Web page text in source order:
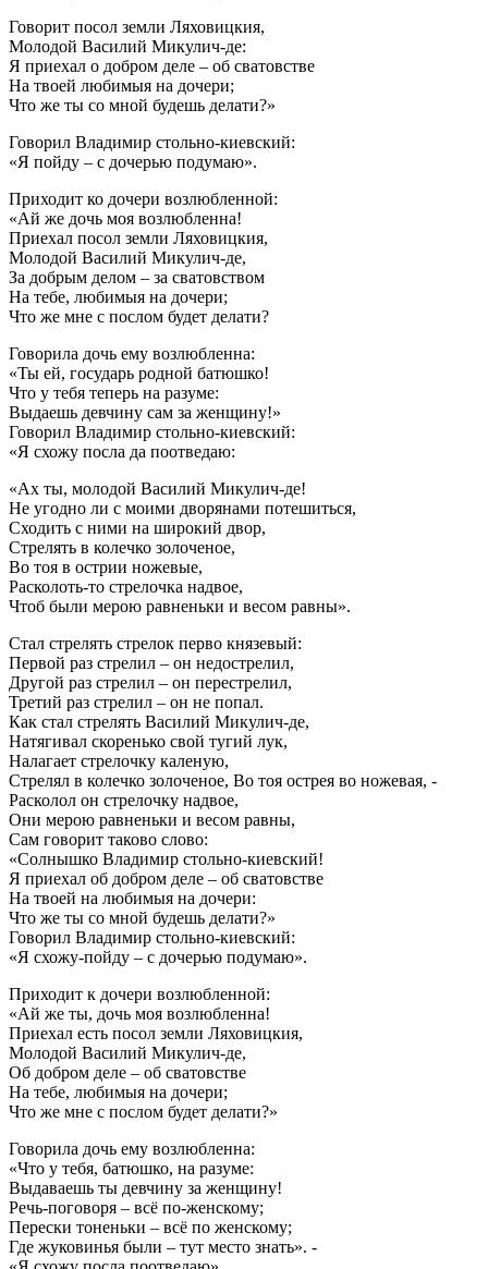
Говорит посол земли Ляховицкия,
Молодой Василий Микулич-де:
Я приехал о добром деле – об сватовстве
На твоей любимыя на дочери;
Что же ты со мной будешь делати?»
Говорил Владимир стольно-киевский:
«Я пойду – с дочерью подумаю».
Приходит ко дочери возлюбленной:
«Ай же дочь моя возлюбленна!
Приехал посол земли Ляховицкия,
Молодой Василий Микулич-де,
За добрым делом – за сватовством
На тебе, любимыя на дочери;
Что же мне с послом будет делати?
Говорила дочь ему возлюбленна:
«Ты ей, государь родной батюшко!
Что у тебя теперь на разуме:
Выдаешь девчину сам за женщину!»
Говорил Владимир стольно-киевский:
«Я схожу посла да поотведаю:
«Ах ты, молодой Василий Микулич-де!
Не угодно ли с моими дворянами потешиться,
Сходить с ними на широкий двор,
Стрелять в колечко золоченое,
Во тоя в острии ножевые,
Расколоть-то стрелочка надвое,
Чтоб были мерою равненьки и весом равны».
Стал стрелять стрелок перво князевый:
Первой раз стрелил – он недострелил,
Другой раз стрелил – он перестрелил,
Третий раз стрелил – он не попал.
Как стал стрелять Василий Микулич-де,
Натягивал скоренько свой тугий лук,
Налагает стрелочку каленую,
Стрелял в колечко золоченое, Во тоя острея во ножевая, -
Расколол он стрелочку надвое,
Они мерою равненьки и весом равны,
Сам говорит таково слово:
«Солнышко Владимир стольно-киевский!
Я приехал об добром деле – об сватовстве
На твоей на любимыя на дочери:
Что же ты со мной будешь делати?»
Говорил Владимир стольно-киевский:
«Я схожу-пойду – с дочерью подумаю».
Приходит к дочери возлюбленной:
«Ай же ты, дочь моя возлюбленна!
Приехал есть посол земли Ляховицкия,
Молодой Василий Микулич-де,
Об добром деле – об сватовстве
На тебе, любимыя на дочери;
Что же мне с послом будет делати?»
Говорила дочь ему возлюбленна:
«Что у тебя, батюшко, на разуме:
Выдаваешь ты девчину за женщину!
Речь-поговоря – всё по-женскому;
Перески тоненьки – всё по женскому;
Где жуковинья были – тут место знать». -